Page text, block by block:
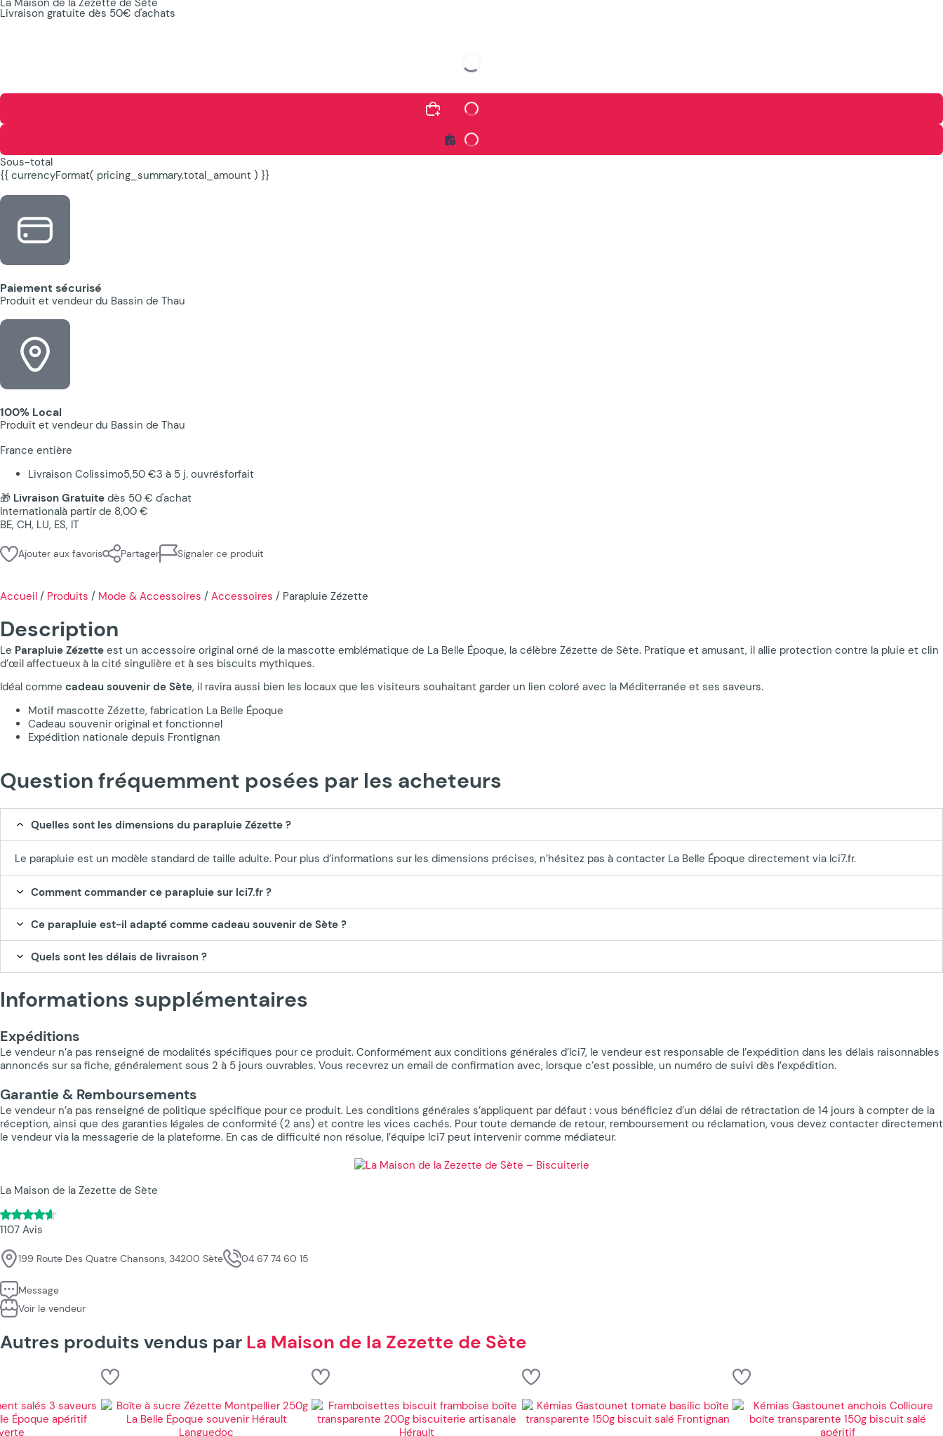
Livraison gratuite dès 50€ d'achats
Ajouter au panier
Continuer
Sous-total
{{ currencyFormat( pricing_summary.total_amount ) }}
Paiement sécurisé
Produit et vendeur du Bassin de Thau
100% Local
Produit et vendeur du Bassin de Thau
France entière
Livraison Colissimo5,50 €3 à 5 j. ouvrésforfait
🎁 Livraison Gratuite dès 50 € d'achat
Internationalà partir de 8,00 €
BE, CH, LU, ES, IT
Ajouter aux favoris Partager Signaler ce produit
Accueil / Produits / Mode & Accessoires / Accessoires / Parapluie Zézette
Description
Le Parapluie Zézette est un accessoire original orné de la mascotte emblématique de La Belle Époque, la célèbre Zézette de Sète. Pratique et amusant, il allie protection contre la pluie et clin
d’œil affectueux à la cité singulière et à ses biscuits mythiques.
Idéal comme cadeau souvenir de Sète, il ravira aussi bien les locaux que les visiteurs souhaitant garder un lien coloré avec la Méditerranée et ses saveurs.
Motif mascotte Zézette, fabrication La Belle Époque
Cadeau souvenir original et fonctionnel
Expédition nationale depuis Frontignan
Question fréquemment posées par les acheteurs
Quelles sont les dimensions du parapluie Zézette ?
Le parapluie est un modèle standard de taille adulte. Pour plus d’informations sur les dimensions précises, n’hésitez pas à contacter La Belle Époque directement via Ici7.fr.
Comment commander ce parapluie sur Ici7.fr ?
Ce parapluie est-il adapté comme cadeau souvenir de Sète ?
Quels sont les délais de livraison ?
Informations supplémentaires
Expéditions
Le vendeur n’a pas renseigné de modalités spécifiques pour ce produit. Conformément aux conditions générales d’Ici7, le vendeur est responsable de l’expédition dans les délais raisonnables
annoncés sur sa fiche, généralement sous 2 à 5 jours ouvrables. Vous recevrez un email de confirmation avec, lorsque c’est possible, un numéro de suivi dès l’expédition.
Garantie & Remboursements
Le vendeur n’a pas renseigné de politique spécifique pour ce produit. Les conditions générales s’appliquent par défaut : vous bénéficiez d’un délai de rétractation de 14 jours à compter de la
réception, ainsi que des garanties légales de conformité (2 ans) et contre les vices cachés. Pour toute demande de retour, remboursement ou réclamation, vous devez contacter directement
le vendeur via la messagerie de la plateforme. En cas de difficulté non résolue, l’équipe Ici7 peut intervenir comme médiateur.
La Maison de la Zezette de Sète
1107 Avis
199 Route Des Quatre Chansons, 34200 Sète 04 67 74 60 15
Message
Voir le vendeur
Autres produits vendus par La Maison de la Zezette de Sète